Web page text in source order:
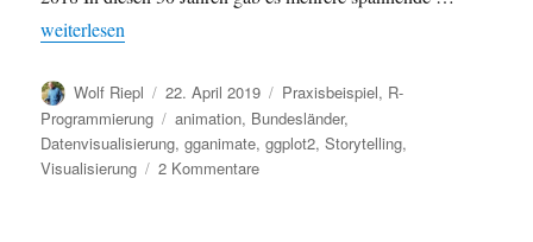
„Länderfinanzausgleich: 30 Jahre in einer animierten Grafik
weiterlesen
Autor
Wolf Riepl
Veröffentlicht
am
22. April 2019 Kategorien
Praxisbeispiel, R-
Programmierung
Schlagwörter
animation, Bundesländer,
Datenvisualisierung,gganimate,ggplot2,Storytelling,
Visualisierung
2 Kommentarezu